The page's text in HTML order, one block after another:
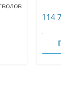
114